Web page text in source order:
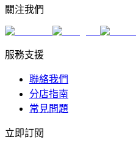
關注我們
服務支援
聯絡我們
分店指南
常見問題
立即訂閱